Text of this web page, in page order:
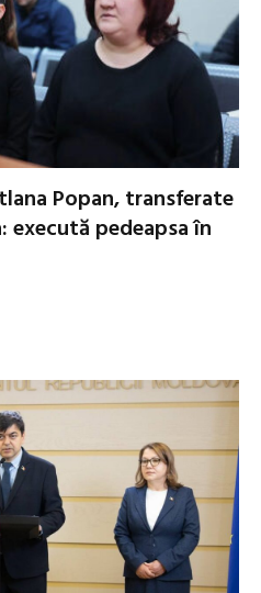
Popan, transferate
execută pedeapsa în